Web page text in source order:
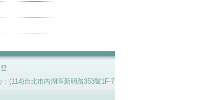
(114)台北市內湖區新明路353號1F-7